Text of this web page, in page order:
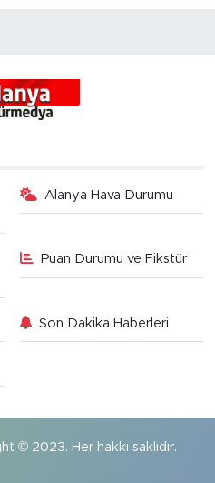
Alanya Hava Durumu
Puan Durumu ve Fikstür
Son Dakika Haberleri
© 2023. Her hakkı saklıdır.